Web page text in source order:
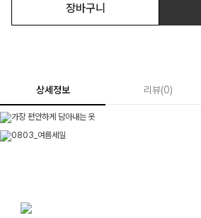
장바구니
상세정보 리뷰(0)